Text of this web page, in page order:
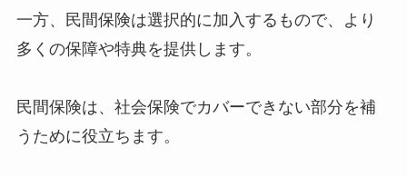
一方、民間保険は選択的に加入するもので、より
多くの保障や特典を提供します。
民間保険は、社会保険でカバーできない部分を補
うために役立ちます。